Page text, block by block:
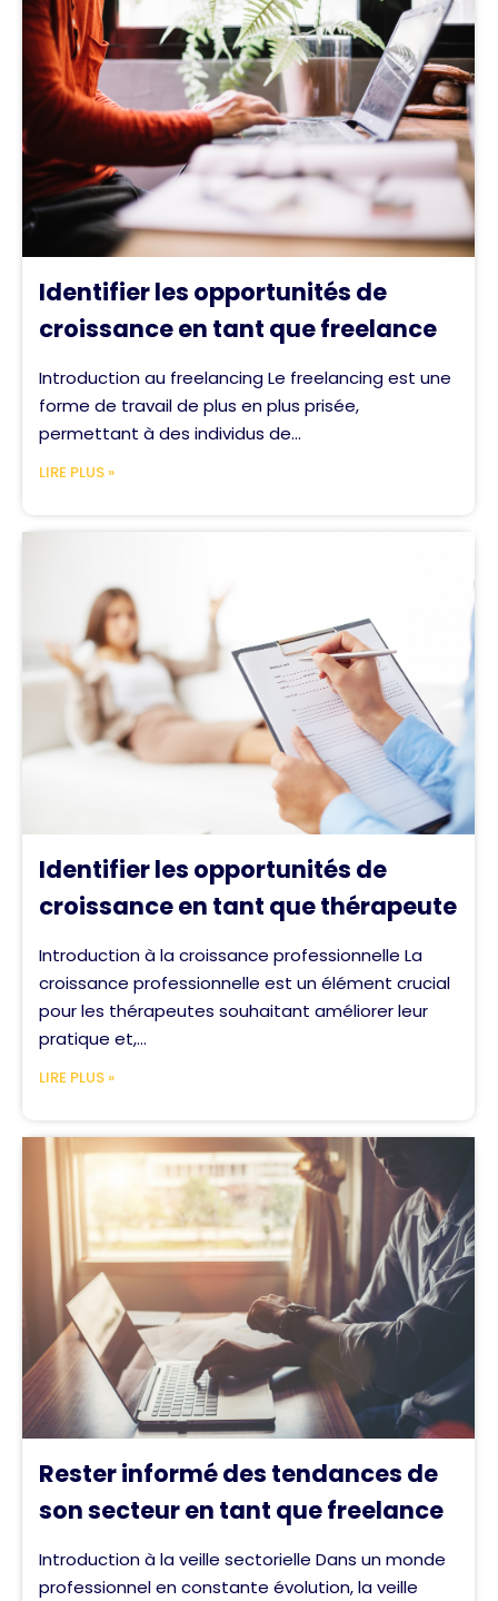
Identifier les opportunités de
croissance en tant que freelance
Introduction au freelancing Le freelancing est une
forme de travail de plus en plus prisée,
permettant à des individus de...
LIRE PLUS »
Identifier les opportunités de
croissance en tant que thérapeute
Introduction à la croissance professionnelle La
croissance professionnelle est un élément crucial
pour les thérapeutes souhaitant améliorer leur
pratique et,...
LIRE PLUS »
Rester informé des tendances de
son secteur en tant que freelance
Introduction à la veille sectorielle Dans un monde
professionnel en constante évolution, la veille